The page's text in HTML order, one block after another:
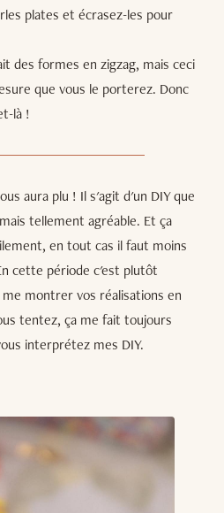
plates et écrasez-les pour
des formes en zigzag, mais ceci
que vous le porterez. Donc
là !
aura plu ! Il s'agit d'un DIY que
tellement agréable. Et ça
en tout cas il faut moins
cette période c'est plutôt
montrer vos réalisations en
tentez, ça me fait toujours
interprétez mes DIY.